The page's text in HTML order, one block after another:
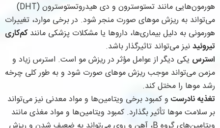
هورمون‌هایی مانند تستوسترون و دی هیدروتستوسترون (DHT)
می‌تواند به ریزش موهای صورت منجر شود. در برخی موارد، تغییرات
هورمونی به دلیل بیماری‌ها، داروها یا مشکلات پزشکی مانندکم‌کاری
تیروئیدنیز می‌تواند تاثیرگذار باشد.
استرس یکی دیگر از عوامل مؤثر در ریزش مو است. استرس زیاد و
مزمن می‌تواند موجب ریزش موهای صورت شود و به طور کلی چرخه
رشد موها را مختل کند.
تغذیه نادرست و کمبود برخی ویتامین‌ها و مواد معدنی نیز می‌تواند
بر سلامت موها تأثیر بگذارد. کمبود ویتامین‌ها و مواد مغذی مانند